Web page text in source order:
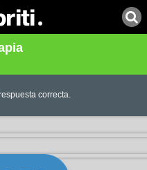
correcta.